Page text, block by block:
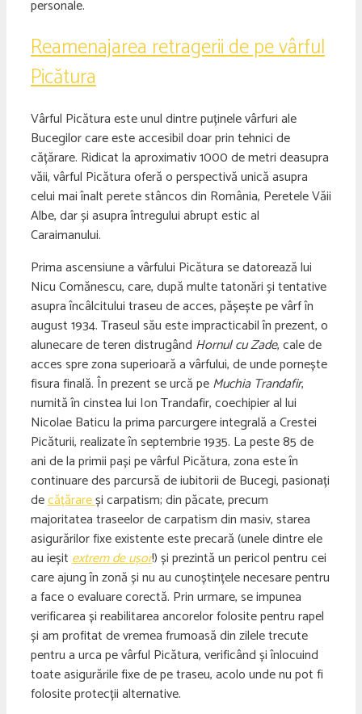
personale.
Reamenajarea retragerii de pe vârful
Picătura
Vârful Picătura este unul dintre puținele vârfuri ale
Bucegilor care este accesibil doar prin tehnici de
cățărare. Ridicat la aproximativ 1000 de metri deasupra
văii, vârful Picătura oferă o perspectivă unică asupra
celui mai înalt perete stâncos din România, Peretele Văii
Albe, dar și asupra întregului abrupt estic al
Caraimanului.
Prima ascensiune a vârfului Picătura se datorează lui
Nicu Comănescu, care, după multe tatonări și tentative
asupra încâlcitului traseu de acces, pășește pe vârf în
august 1934. Traseul său este impracticabil în prezent, o
alunecare de teren distrugând Hornul cu Zade, cale de
acces spre zona superioară a vârfului, de unde pornește
fisura finală. În prezent se urcă peMuchia Trandafir,
numită în cinstea lui Ion Trandafir, coechipier al lui
Nicolae Baticu la prima parcurgere integrală a Crestei
Picăturii, realizate în septembrie 1935. La peste 85 de
ani de la primii pași pe vârful Picătura, zona este în
continuare des parcursă de iubitorii de Bucegi, pasionați
decățărareși carpatism; din păcate, precum
majoritatea traseelor de carpatism din masiv, starea
asigurărilor fixe existente este precară (unele dintre ele
au ieșitextrem de ușor!) și prezintă un pericol pentru cei
care ajung în zonă și nu au cunoștințele necesare pentru
a face o evaluare corectă. Prin urmare, se impunea
verificarea și reabilitarea ancorelor folosite pentru rapel
și am profitat de vremea frumoasă din zilele trecute
pentru a urca pe vârful Picătura, verificând și înlocuind
toate asigurările fixe de pe traseu, acolo unde nu pot fi
folosite protecții alternative.